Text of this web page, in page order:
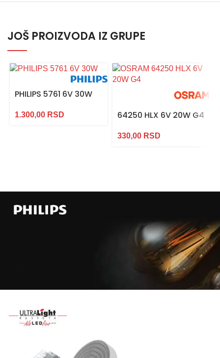
JOŠ PROIZVODA IZ GRUPE
PHILIPS 5761 6V 30W
1.300,00 RSD 64250 HLX 6V 20W G4
330,00 RSD
Najveći
izbor
SIJALICA